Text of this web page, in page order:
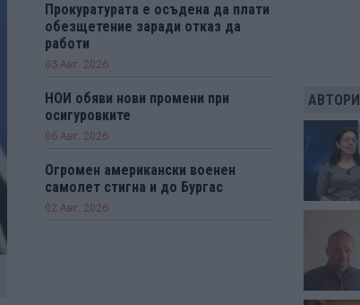
Прокуратурата е осъдена да плати
обезщетение заради отказ да
работи
03 Авг. 2026
НОИ обяви нови промени при
осигуровките
06 Авг. 2026
Огромен американски военен
самолет стигна и до Бургас
02 Авг. 2026
АВТОРИ